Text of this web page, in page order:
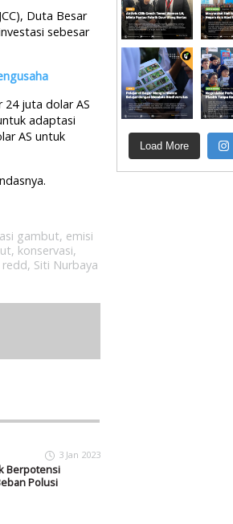
Duta Besar
sebesar
24 juta dolar AS
adaptasi
AS untuk
gambut, emisi
, konservasi,
redd, Siti Nurbaya
3 Jan 2023
Berpotensi
Polusi
Load More